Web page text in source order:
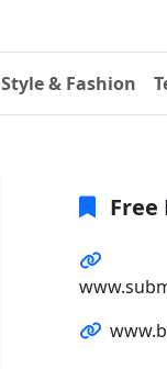
Style & Fashion
Free